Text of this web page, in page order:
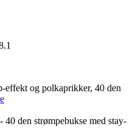
effekt og polkaprikker, 40 den
den strømpebukse med stay-